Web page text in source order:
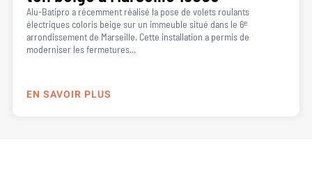
Alu-Batipro a récemment réalisé la pose de volets roulants
électriques coloris beige sur un immeuble situé dans le 6ᵉ
arrondissement de Marseille. Cette installation a permis de
moderniser les fermetures...
EN SAVOIR PLUS